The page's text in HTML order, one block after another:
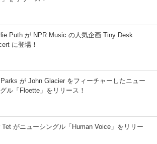
Puth が NPR Music の人気企画 Tiny Desk
に登場！
が John Glacier をフィーチャーしたニュー
ル「Floette」をリリース！
Tet がニューシングル「Human Voice」をリリー